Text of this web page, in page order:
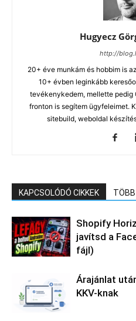
Hugyecz
http://
20+ éve munkám és hobbim is
10+ évben leginkább
tevékenykedem, mellette pedig
fronton is segítem ügyfeleimet.
sitebuild, weboldal
KAPCSOLÓDÓ CIKKEK
Shopify
javítsd a
fájl)
Árajánlat
KKV-knak